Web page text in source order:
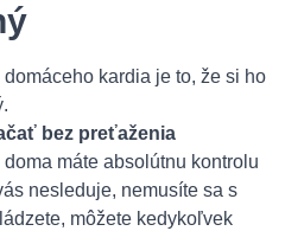
kardia je to, že si ho
bez preťaženia
máte absolútnu kontrolu
nesleduje, nemusíte sa s
môžete kedykoľvek